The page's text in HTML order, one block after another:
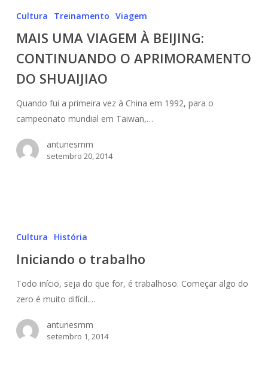
UMA
À
BEIJING:
CONTINUANDO
APRIMORAMENTO
DO
Cultura Treinamento Viagem
MAIS UMA VIAGEM À BEIJING:
CONTINUANDO O APRIMORAMENTO
DO SHUAIJIAO
Quando fui a primeira vez à China em 1992, para o
campeonato mundial em Taiwan,…
antunesmm
setembro 20, 2014
Cultura História
Iniciando o trabalho
Todo início, seja do que for, é trabalhoso. Começar algo do
zero é muito difícil.…
antunesmm
setembro 1, 2014